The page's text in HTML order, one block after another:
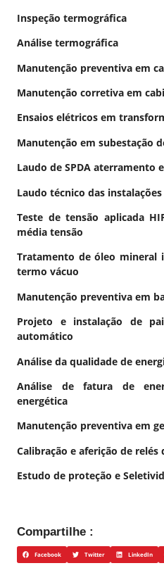
Inspeção termográfica
Análise termográfica
Manutenção preventiva em
Manutenção corretiva em
Ensaios elétricos em
Manutenção em subestação
Laudo de SPDA aterramento
Laudo técnico das instalações
Teste de tensão aplicada
média tensão
Tratamento de óleo mineral
termo vácuo
Manutenção preventiva em
Projeto e instalação de
automático
Análise da qualidade de
Análise de fatura de
energética
Manutenção preventiva em
Calibração e aferição de relés
Estudo de proteção e
Compartilhe :
Facebook Twitter LinkedIn